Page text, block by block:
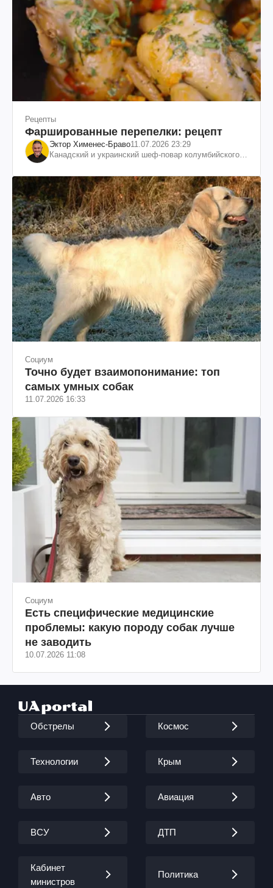
Рецепты
Фаршированные перепелки: рецепт
Эктор Хименес-Браво11.07.2026 23:29
Канадский и украинский шеф-повар колумбийского
Социум
Точно будет взаимопонимание: топ
самых умных собак
11.07.2026 16:33
Социум
Есть специфические медицинские
проблемы: какую породу собак лучше
не заводить
10.07.2026 11:08
Обстрелы Космос
Технологии Крым
Авто Авиация
ВСУ ДТП
Кабинет
министров
Политика